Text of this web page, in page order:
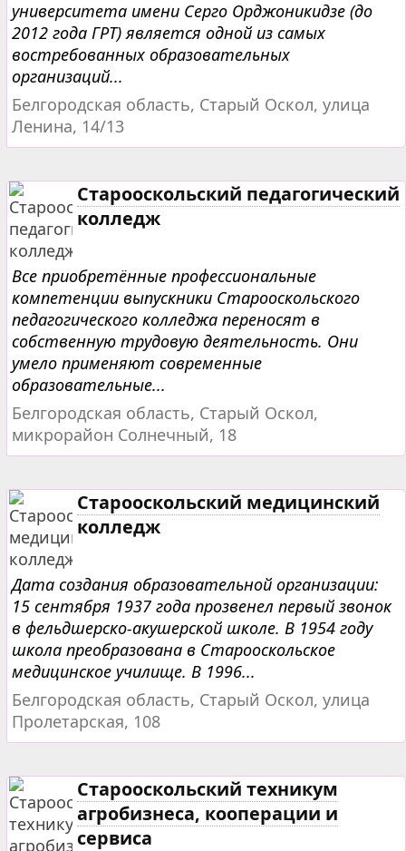
университета имени Серго Орджоникидзе (до
2012 года ГРТ) является одной из самых
востребованных образовательных
организаций...
Белгородская область, Старый Оскол, улица
Ленина, 14/13
Старооскольский педагогический
колледж
Все приобретённые профессиональные
компетенции выпускники Старооскольского
педагогического колледжа переносят в
собственную трудовую деятельность. Они
умело применяют современные
образовательные...
Белгородская область, Старый Оскол,
микрорайон Солнечный, 18
Старооскольский медицинский
колледж
Дата создания образовательной организации:
15 сентября 1937 года прозвенел первый звонок
в фельдшерско-акушерской школе. В 1954 году
школа преобразована в Старооскольское
медицинское училище. В 1996...
Белгородская область, Старый Оскол, улица
Пролетарская, 108
Старооскольский техникум
агробизнеса, кооперации и
сервиса